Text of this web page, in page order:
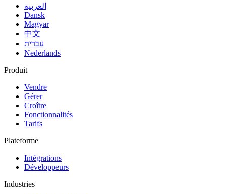
العربية
Dansk
Magyar
中文
עברית
Nederlands
Produit
Vendre
Gérer
Croître
Fonctionnalités
Tarifs
Plateforme
Intégrations
Développeurs
Industries